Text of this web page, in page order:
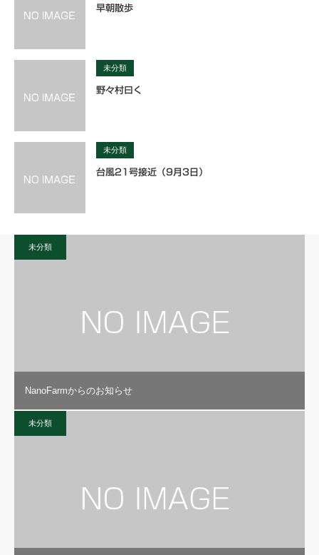
早朝散歩
未分類
野々村曰く
未分類
台風21号接近（9月3日）
未分類
NanoFarmからのお知らせ
未分類